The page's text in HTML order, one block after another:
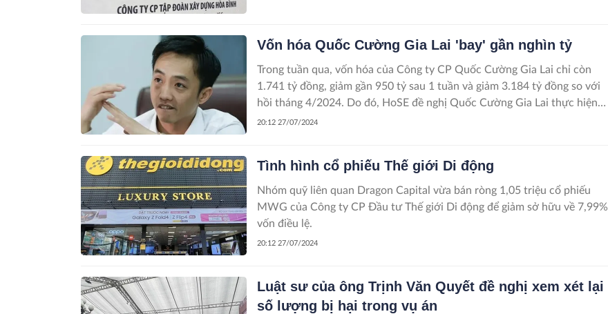
Vốn hóa Quốc Cường Gia Lai 'bay' gần nghìn tỷ
Trong tuần qua, vốn hóa của Công ty CP Quốc Cường Gia Lai chỉ còn
1.741 tỷ đồng, giảm gần 950 tỷ sau 1 tuần và giảm 3.184 tỷ đồng so với
hồi tháng 4/2024. Do đó, HoSE đề nghị Quốc Cường Gia Lai thực hiện
công bố thông tin theo quy định.
20:12 27/07/2024
Tình hình cổ phiếu Thế giới Di động
Nhóm quỹ liên quan Dragon Capital vừa bán ròng 1,05 triệu cổ phiếu
MWG của Công ty CP Đầu tư Thế giới Di động để giảm sở hữu về 7,99%
vốn điều lệ.
20:12 27/07/2024
Luật sư của ông Trịnh Văn Quyết đề nghị xem xét lại
số lượng bị hại trong vụ án